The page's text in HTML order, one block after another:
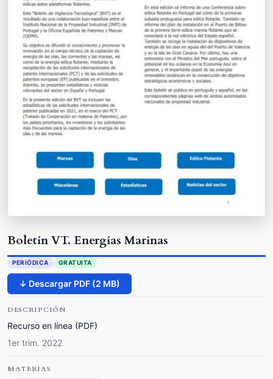
Boletín VT. Energías Marinas
PERIÓDICA GRATUITA
↓ Descargar PDF (2 MB)
DESCRIPCIÓN
Recurso en línea (PDF)
1er trim. 2022
MATERIAS